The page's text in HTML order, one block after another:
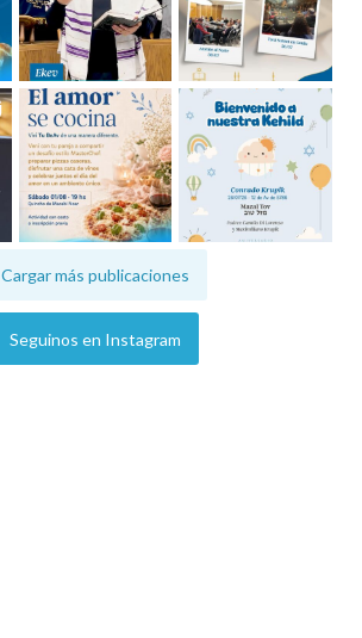
Cargar más publicaciones
Seguinos en Instagram